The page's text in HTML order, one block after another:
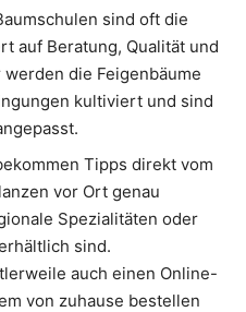
sind oft die
auf Beratung, Qualität und
die Feigenbäume
kultiviert und sind
Tipps direkt vom
vor Ort genau
Spezialitäten oder
sind.
auch einen Online-
von zuhause bestellen